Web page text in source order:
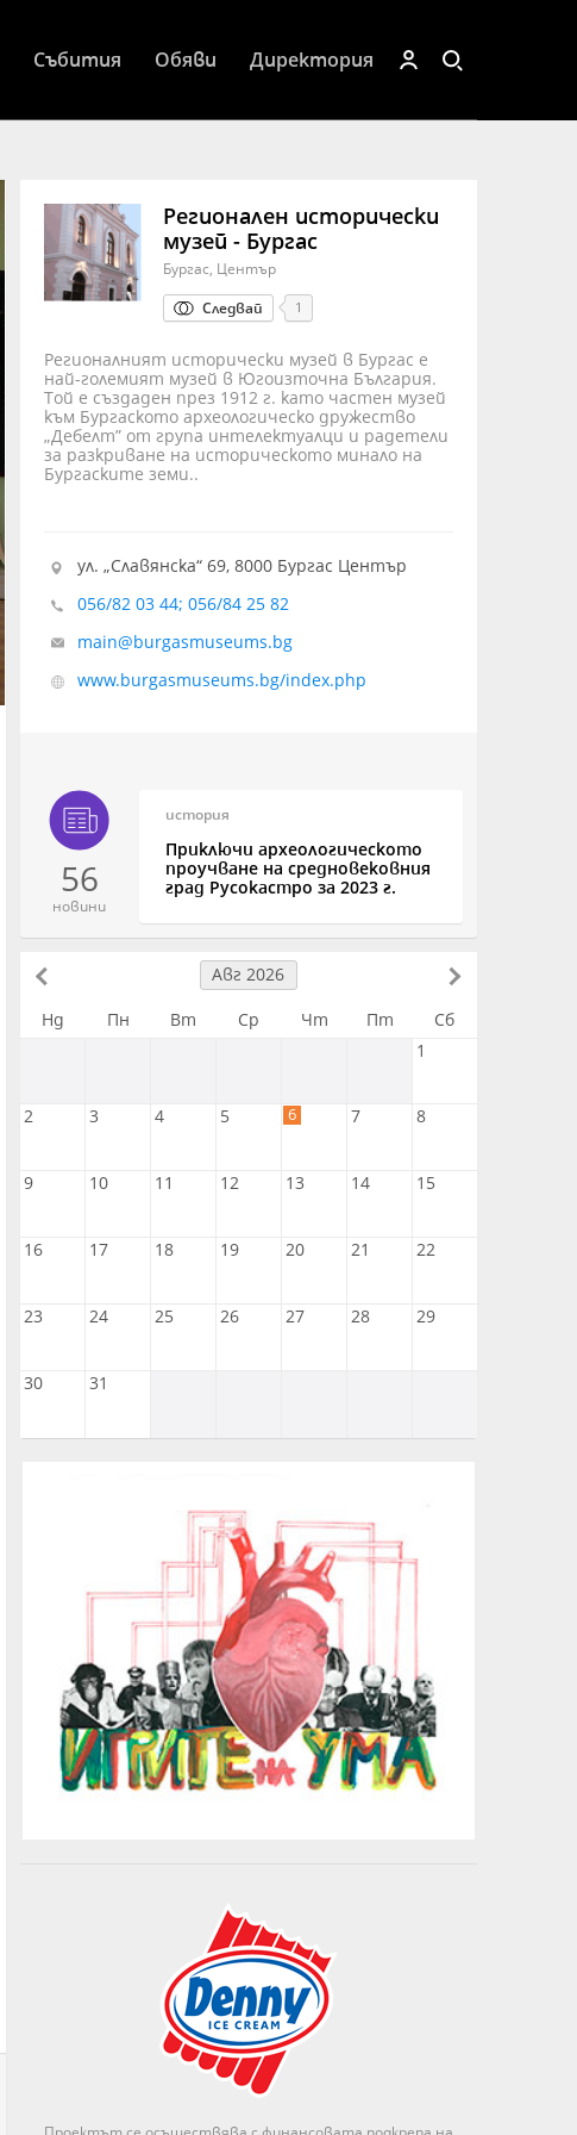
Събития Обяви Директория
Регионален исторически
музей - Бургас
Бургас, Център
Следвай
1
Регионалният исторически музей в Бургас е
най-големият музей в Югоизточна България.
Той е създаден през 1912 г. като частен музей
към Бургаското археологическо дружество
„Дебелт” от група интелектуалци и радетели
за разкриване на историческото минало на
Бургаските земи..
ул. „Славянска“ 69, 8000 Бургас Център
056/82 03 44; 056/84 25 82
main@burgasmuseums.bg
www.burgasmuseums.bg/index.php
56
новини
история
Приключи археологическото
проучване на средновековния
град Русокастро за 2023 г.
Авг 2026
Нд
Пн Вт Ср Чт Пт
Сб
1
2 3 4 5 6 7 8
9 10 11 12 13 14 15
16 17 18 19 20 21 22
23 24 25 26 27 28 29
30 31